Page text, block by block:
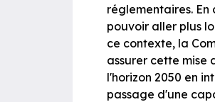
réglementaires.
pouvoir aller plus
ce contexte, la
assurer cette mise
l'horizon 2050 en
passage d'une